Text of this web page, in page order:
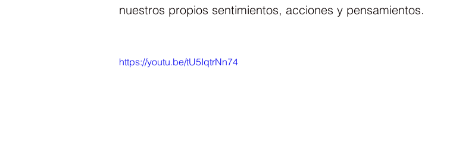
nuestros propios sentimientos, acciones y pensamientos.
https://youtu.be/tU5IqtrNn74